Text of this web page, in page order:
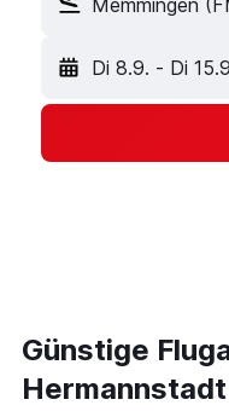
Memmingen
Di 8.9. - Di
Günstige